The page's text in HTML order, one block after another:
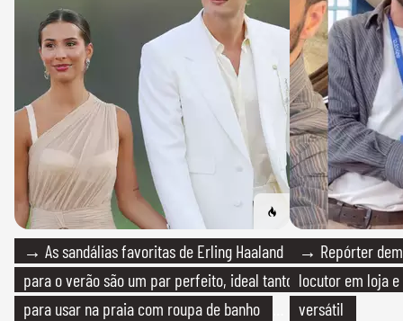
→ As sandálias favoritas de Erling Haaland
para o verão são um par perfeito, ideal tanto
para usar na praia com roupa de banho
→ Repórter
locutor em loja
versátil